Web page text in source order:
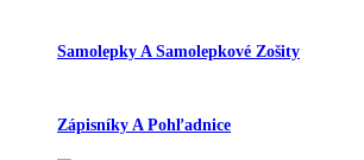
Samolepky A Samolepkové Zošity
Zápisníky A Pohľadnice